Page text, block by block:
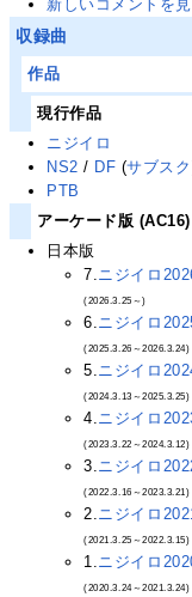
新しいコメントを
収録曲
作品
現行作品
ニジイロ
NS2 / DF (サブスク
PTB
アーケード版 (AC16)
日本版
7.ニジイロ
(2026.3.25～)
6.ニジイロ
(2025.3.26～2026.3.24)
5.ニジイロ
(2024.3.13～2025.3.25)
4.ニジイロ
(2023.3.22～2024.3.12)
3.ニジイロ
(2022.3.16～2023.3.21)
2.ニジイロ
(2021.3.25～2022.3.15)
1.ニジイロ
(2020.3.24～2021.3.24)